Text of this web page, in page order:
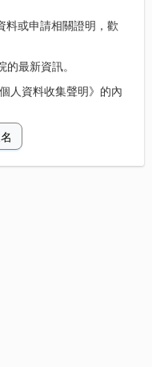
料或申請相關證明，歡
最新資訊。
人資料收集聲明》的內